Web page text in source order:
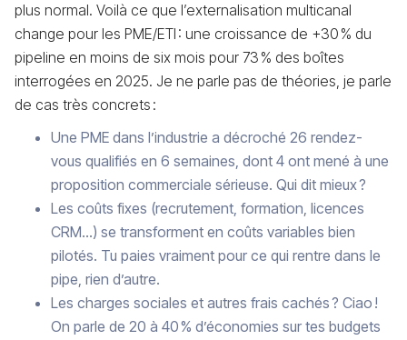
plus normal. Voilà ce que l’externalisation multicanal
change pour les PME/ETI : une croissance de +30 % du
pipeline en moins de six mois pour 73 % des boîtes
interrogées en 2025. Je ne parle pas de théories, je parle
de cas très concrets :
Une PME dans l’industrie a décroché 26 rendez-
vous qualifiés en 6 semaines, dont 4 ont mené à une
proposition commerciale sérieuse. Qui dit mieux ?
Les coûts fixes (recrutement, formation, licences
CRM…) se transforment en coûts variables bien
pilotés. Tu paies vraiment pour ce qui rentre dans le
pipe, rien d’autre.
Les charges sociales et autres frais cachés ? Ciao !
On parle de 20 à 40 % d’économies sur tes budgets